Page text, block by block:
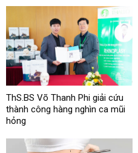
ThS.BS Võ Thanh Phi giải cứu
thành công hàng nghìn ca mũi
hỏng